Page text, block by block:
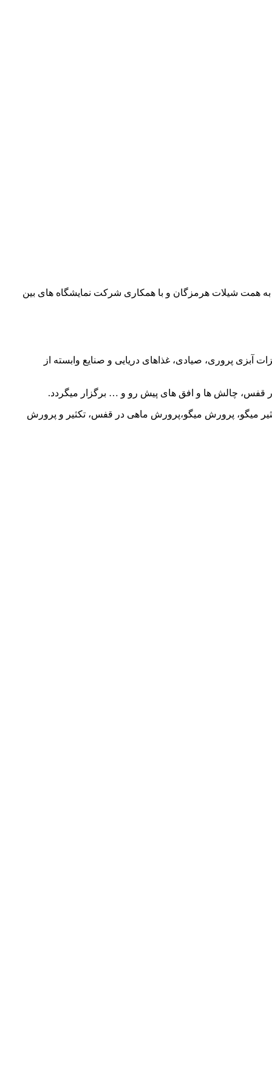
به همت شیلات هرمزگان و با همکاری شرکت نمایشگاه های بین
برگزار می شود گفت: تجهیزات آبزی پروری، صیادی، غذاهای دریایی و صنایع وابسته از
قفس، چالش ها و افق های پیش رو و … برگزار میگردد.
تجلیل از برگزیده گان صنعت شیلات ایران با بیش از 25 برگزیده در محورهای تکثیر میگو، پرورش میگو،پرورش ماهی در قفس، تکثیر و پرورش